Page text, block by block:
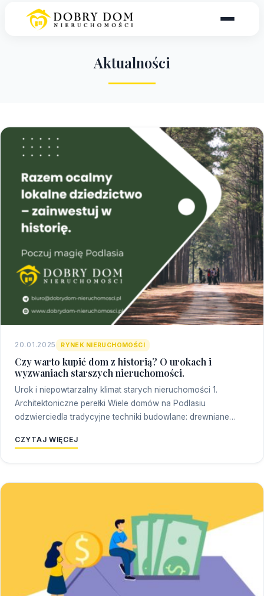
Aktualności
20.01.2025 RYNEK NIERUCHOMOŚCI
Czy warto kupić dom z historią? O urokach i
wyzwaniach starszych nieruchomości.
Urok i niepowtarzalny klimat starych nieruchomości 1.
Architektoniczne perełki Wiele domów na Podlasiu
odzwierciedla tradycyjne techniki budowlane: drewniane…
CZYTAJ WIĘCEJ